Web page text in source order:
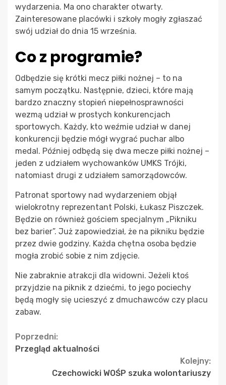
wydarzenia. Ma ono charakter otwarty.
Zainteresowane placówki i szkoły mogły zgłaszać
swój udział do dnia 15 września.
Co z programie?
Odbędzie się krótki mecz piłki nożnej – to na
samym początku. Następnie, dzieci, które mają
bardzo znaczny stopień niepełnosprawności
wezmą udział w prostych konkurencjach
sportowych. Każdy, kto weźmie udział w danej
konkurencji będzie mógł wygrać puchar albo
medal. Później odbędą się dwa mecze piłki nożnej –
jeden z udziałem wychowanków UMKS Trójki,
natomiast drugi z udziałem samorządowców.
Patronat sportowy nad wydarzeniem objął
wielokrotny reprezentant Polski, Łukasz Piszczek.
Będzie on również gościem specjalnym „Pikniku
bez barier”. Już zapowiedział, że na pikniku będzie
przez dwie godziny. Każda chętna osoba będzie
mogła zrobić sobie z nim zdjęcie.
Nie zabraknie atrakcji dla widowni. Jeżeli ktoś
przyjdzie na piknik z dziećmi, to jego pociechy
będą mogły się ucieszyć z dmuchawców czy placu
zabaw.
Continue
Reading
Poprzedni:
Przegląd aktualności
Kolejny:
Czechowicki WOŚP szuka wolontariuszy